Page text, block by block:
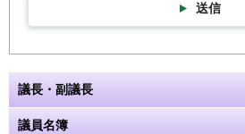
送信
議長・副議長
議員名簿